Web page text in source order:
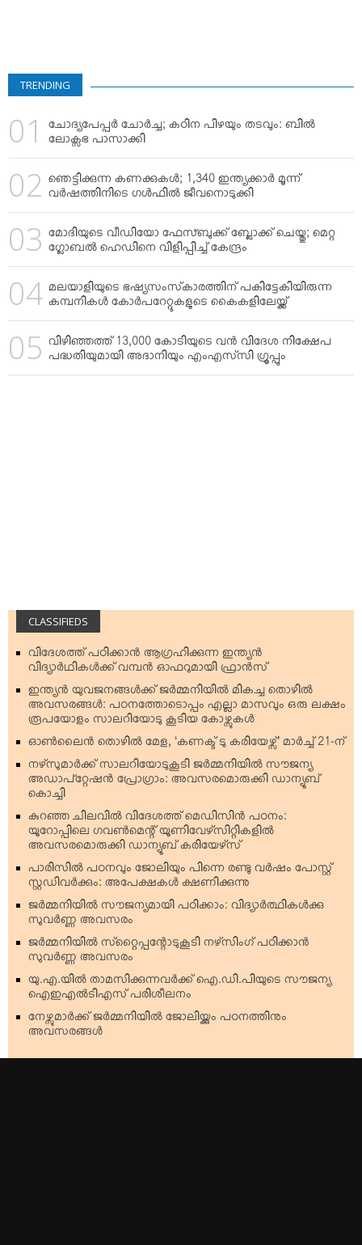
TRENDING
ചോദ്യപേപ്പര്‍ ചോര്‍ച്ച; കഠിന പിഴയും തടവും: ബില്‍
ലോക്സഭ പാസാക്കി
ഞെട്ടിക്കുന്ന കണക്കുകള്‍; 1,340 ഇന്ത്യക്കാര്‍ മൂന്ന്
വര്‍ഷത്തിനിടെ ഗള്‍ഫില്‍ ജീവനൊടുക്കി
മോദിയുടെ വീഡിയോ ഫേസ്ബുക്ക് ബ്ലോക്ക് ചെയ്തു; മെറ്റ
ഗ്ലോബല്‍ ഹെഡിനെ വിളിപ്പിച്ച് കേന്ദ്രം
മലയാളിയുടെ ഭഷ്യസംസ്‌കാരത്തിന് പകിട്ടേകിയിരുന്ന
കമ്പനികള്‍ കോര്‍പറേറ്റുകളുടെ കൈകളിലേയ്ക്ക്
വിഴിഞ്ഞത്ത് 13,000 കോടിയുടെ വന്‍ വിദേശ നിക്ഷേപ
പദ്ധതിയുമായി അദാനിയും എംഎസ്‌സി ഗ്രൂപ്പും
CLASSIFIEDS
വിദേശത്ത് പഠിക്കാന്‍ ആഗ്രഹിക്കുന്ന ഇന്ത്യന്‍
വിദ്യാര്‍ഥികള്‍ക്ക് വമ്പന്‍ ഓഫറുമായി ഫ്രാന്‍സ്
ഇന്ത്യന്‍ യുവജനങ്ങള്‍ക്ക് ജര്‍മ്മനിയില്‍ മികച്ച തൊഴില്‍
അവസരങ്ങള്‍: പഠനത്തോടൊപ്പം എല്ലാ മാസവും ഒരു ലക്ഷം
രൂപയോളം സാലറിയോടു കൂടിയ കോഴ്സുകള്‍
ഓണ്‍ലൈന്‍ തൊഴില്‍ മേള, ‘കണക്ട് ടു കരിയേഴ്സ്’ മാര്‍ച്ച് 21-ന്
നഴ്‌സുമാര്‍ക്ക് സാലറിയോടുകൂടി ജര്‍മ്മനിയില്‍ സൗജന്യ
അഡാപ്റ്റേഷന്‍ പ്രോഗ്രാം: അവസരമൊരുക്കി ഡാന്യൂബ്
കൊച്ചി
കുറഞ്ഞ ചിലവില്‍ വിദേശത്ത് മെഡിസിന്‍ പഠനം:
യൂറോപ്പിലെ ഗവണ്‍മെന്റ് യൂണിവേഴ്‌സിറ്റികളില്‍
അവസരമൊരുക്കി ഡാന്യൂബ് കരിയേഴ്‌സ്
പാരിസില്‍ പഠനവും ജോലിയും പിന്നെ രണ്ടു വര്‍ഷം പോസ്റ്റ്
സ്റ്റഡിവര്‍ക്കും: അപേക്ഷകള്‍ ക്ഷണിക്കുന്നു
ജര്‍മ്മനിയില്‍ സൗജന്യമായി പഠിക്കാം: വിദ്യാര്‍ത്ഥികള്‍ക്കു
സുവര്‍ണ്ണ അവസരം
ജര്‍മ്മനിയില്‍ സ്‌റ്റൈപ്പന്റോടുകൂടി നഴ്‌സിംഗ് പഠിക്കാന്‍
സുവര്‍ണ്ണ അവസരം
യു.എ.യില്‍ താമസിക്കുന്നവര്‍ക്ക് ഐ.ഡി.പിയുടെ സൗജന്യ
ഐഇഎല്‍ടിഎസ് പരിശീലനം
നേഴ്സുമാര്‍ക്ക് ജര്‍മ്മനിയില്‍ ജോലിയ്ക്കും പഠനത്തിനും
അവസരങ്ങള്‍